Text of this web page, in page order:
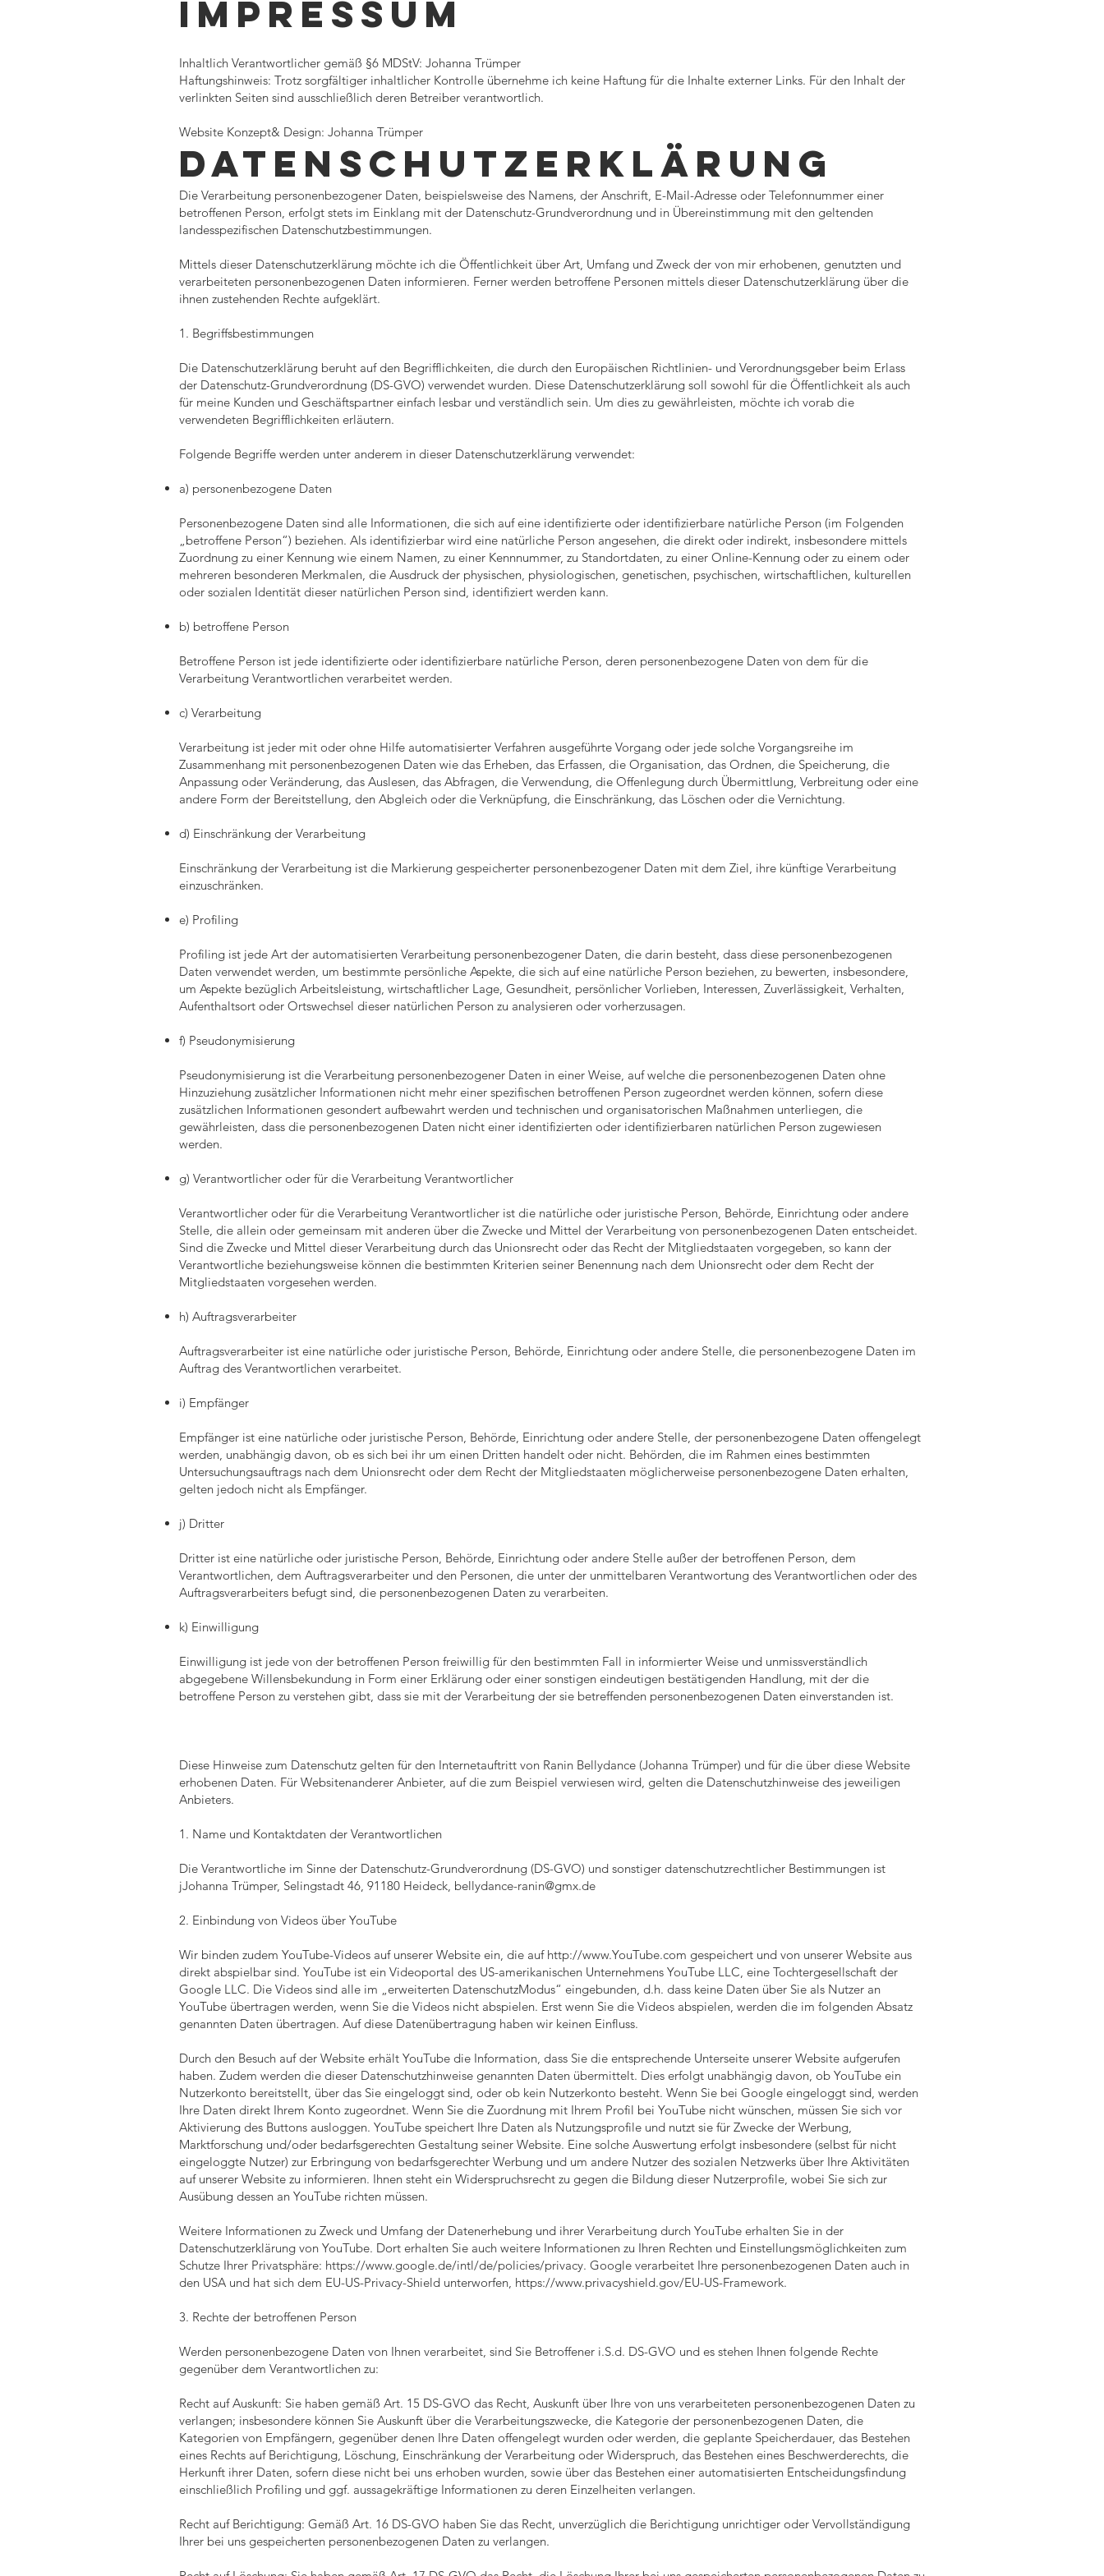
IMPRESSUM
Inhaltlich Verantwortlicher gemäß §6 MDStV: Johanna Trümper
Haftungshinweis: Trotz sorgfältiger inhaltlicher Kontrolle übernehme ich keine Haftung für die Inhalte externer Links. Für den Inhalt der
verlinkten Seiten sind ausschließlich deren Betreiber verantwortlich.
Website Konzept& Design: Johanna Trümper
DATENSCHUTZERKLÄRUNG
Die Verarbeitung personenbezogener Daten, beispielsweise des Namens, der Anschrift, E-Mail-Adresse oder Telefonnummer einer
betroffenen Person, erfolgt stets im Einklang mit der Datenschutz-Grundverordnung und in Übereinstimmung mit den geltenden
landesspezifischen Datenschutzbestimmungen.
Mittels dieser Datenschutzerklärung möchte ich die Öffentlichkeit über Art, Umfang und Zweck der von mir erhobenen, genutzten und
verarbeiteten personenbezogenen Daten informieren. Ferner werden betroffene Personen mittels dieser Datenschutzerklärung über die
ihnen zustehenden Rechte aufgeklärt.
1. Begriffsbestimmungen
Die Datenschutzerklärung beruht auf den Begrifflichkeiten, die durch den Europäischen Richtlinien- und Verordnungsgeber beim Erlass
der Datenschutz-Grundverordnung (DS-GVO) verwendet wurden. Diese Datenschutzerklärung soll sowohl für die Öffentlichkeit als auch
für meine Kunden und Geschäftspartner einfach lesbar und verständlich sein. Um dies zu gewährleisten, möchte ich vorab die
verwendeten Begrifflichkeiten erläutern.
Folgende Begriffe werden unter anderem in dieser Datenschutzerklärung verwendet:
a) personenbezogene Daten
Personenbezogene Daten sind alle Informationen, die sich auf eine identifizierte oder identifizierbare natürliche Person (im Folgenden
„betroffene Person“) beziehen. Als identifizierbar wird eine natürliche Person angesehen, die direkt oder indirekt, insbesondere mittels
Zuordnung zu einer Kennung wie einem Namen, zu einer Kennnummer, zu Standortdaten, zu einer Online-Kennung oder zu einem oder
mehreren besonderen Merkmalen, die Ausdruck der physischen, physiologischen, genetischen, psychischen, wirtschaftlichen, kulturellen
oder sozialen Identität dieser natürlichen Person sind, identifiziert werden kann.
b) betroffene Person
Betroffene Person ist jede identifizierte oder identifizierbare natürliche Person, deren personenbezogene Daten von dem für die
Verarbeitung Verantwortlichen verarbeitet werden.
c) Verarbeitung
Verarbeitung ist jeder mit oder ohne Hilfe automatisierter Verfahren ausgeführte Vorgang oder jede solche Vorgangsreihe im
Zusammenhang mit personenbezogenen Daten wie das Erheben, das Erfassen, die Organisation, das Ordnen, die Speicherung, die
Anpassung oder Veränderung, das Auslesen, das Abfragen, die Verwendung, die Offenlegung durch Übermittlung, Verbreitung oder eine
andere Form der Bereitstellung, den Abgleich oder die Verknüpfung, die Einschränkung, das Löschen oder die Vernichtung.
d) Einschränkung der Verarbeitung
Einschränkung der Verarbeitung ist die Markierung gespeicherter personenbezogener Daten mit dem Ziel, ihre künftige Verarbeitung
einzuschränken.
e) Profiling
Profiling ist jede Art der automatisierten Verarbeitung personenbezogener Daten, die darin besteht, dass diese personenbezogenen
Daten verwendet werden, um bestimmte persönliche Aspekte, die sich auf eine natürliche Person beziehen, zu bewerten, insbesondere,
um Aspekte bezüglich Arbeitsleistung, wirtschaftlicher Lage, Gesundheit, persönlicher Vorlieben, Interessen, Zuverlässigkeit, Verhalten,
Aufenthaltsort oder Ortswechsel dieser natürlichen Person zu analysieren oder vorherzusagen.
f) Pseudonymisierung
Pseudonymisierung ist die Verarbeitung personenbezogener Daten in einer Weise, auf welche die personenbezogenen Daten ohne
Hinzuziehung zusätzlicher Informationen nicht mehr einer spezifischen betroffenen Person zugeordnet werden können, sofern diese
zusätzlichen Informationen gesondert aufbewahrt werden und technischen und organisatorischen Maßnahmen unterliegen, die
gewährleisten, dass die personenbezogenen Daten nicht einer identifizierten oder identifizierbaren natürlichen Person zugewiesen
werden.
g) Verantwortlicher oder für die Verarbeitung Verantwortlicher
Verantwortlicher oder für die Verarbeitung Verantwortlicher ist die natürliche oder juristische Person, Behörde, Einrichtung oder andere
Stelle, die allein oder gemeinsam mit anderen über die Zwecke und Mittel der Verarbeitung von personenbezogenen Daten entscheidet.
Sind die Zwecke und Mittel dieser Verarbeitung durch das Unionsrecht oder das Recht der Mitgliedstaaten vorgegeben, so kann der
Verantwortliche beziehungsweise können die bestimmten Kriterien seiner Benennung nach dem Unionsrecht oder dem Recht der
Mitgliedstaaten vorgesehen werden.
h) Auftragsverarbeiter
Auftragsverarbeiter ist eine natürliche oder juristische Person, Behörde, Einrichtung oder andere Stelle, die personenbezogene Daten im
Auftrag des Verantwortlichen verarbeitet.
i) Empfänger
Empfänger ist eine natürliche oder juristische Person, Behörde, Einrichtung oder andere Stelle, der personenbezogene Daten offengelegt
werden, unabhängig davon, ob es sich bei ihr um einen Dritten handelt oder nicht. Behörden, die im Rahmen eines bestimmten
Untersuchungsauftrags nach dem Unionsrecht oder dem Recht der Mitgliedstaaten möglicherweise personenbezogene Daten erhalten,
gelten jedoch nicht als Empfänger.
j) Dritter
Dritter ist eine natürliche oder juristische Person, Behörde, Einrichtung oder andere Stelle außer der betroffenen Person, dem
Verantwortlichen, dem Auftragsverarbeiter und den Personen, die unter der unmittelbaren Verantwortung des Verantwortlichen oder des
Auftragsverarbeiters befugt sind, die personenbezogenen Daten zu verarbeiten.
k) Einwilligung
Einwilligung ist jede von der betroffenen Person freiwillig für den bestimmten Fall in informierter Weise und unmissverständlich
abgegebene Willensbekundung in Form einer Erklärung oder einer sonstigen eindeutigen bestätigenden Handlung, mit der die
betroffene Person zu verstehen gibt, dass sie mit der Verarbeitung der sie betreffenden personenbezogenen Daten einverstanden ist.
Diese Hinweise zum Datenschutz gelten für den Internetauftritt von Ranin Bellydance (Johanna Trümper) und für die über diese Website
erhobenen Daten. Für Websitenanderer Anbieter, auf die zum Beispiel verwiesen wird, gelten die Datenschutzhinweise des jeweiligen
Anbieters.
1. Name und Kontaktdaten der Verantwortlichen
Die Verantwortliche im Sinne der Datenschutz-Grundverordnung (DS-GVO) und sonstiger datenschutzrechtlicher Bestimmungen ist
jJohanna Trümper, Selingstadt 46, 91180 Heideck, bellydance-ranin@gmx.de
2. Einbindung von Videos über YouTube
Wir binden zudem YouTube-Videos auf unserer Website ein, die auf http://www.YouTube.com gespeichert und von unserer Website aus
direkt abspielbar sind. YouTube ist ein Videoportal des US-amerikanischen Unternehmens YouTube LLC, eine Tochtergesellschaft der
Google LLC. Die Videos sind alle im „erweiterten DatenschutzModus“ eingebunden, d.h. dass keine Daten über Sie als Nutzer an
YouTube übertragen werden, wenn Sie die Videos nicht abspielen. Erst wenn Sie die Videos abspielen, werden die im folgenden Absatz
genannten Daten übertragen. Auf diese Datenübertragung haben wir keinen Einfluss.
Durch den Besuch auf der Website erhält YouTube die Information, dass Sie die entsprechende Unterseite unserer Website aufgerufen
haben. Zudem werden die dieser Datenschutzhinweise genannten Daten übermittelt. Dies erfolgt unabhängig davon, ob YouTube ein
Nutzerkonto bereitstellt, über das Sie eingeloggt sind, oder ob kein Nutzerkonto besteht. Wenn Sie bei Google eingeloggt sind, werden
Ihre Daten direkt Ihrem Konto zugeordnet. Wenn Sie die Zuordnung mit Ihrem Profil bei YouTube nicht wünschen, müssen Sie sich vor
Aktivierung des Buttons ausloggen. YouTube speichert Ihre Daten als Nutzungsprofile und nutzt sie für Zwecke der Werbung,
Marktforschung und/oder bedarfsgerechten Gestaltung seiner Website. Eine solche Auswertung erfolgt insbesondere (selbst für nicht
eingeloggte Nutzer) zur Erbringung von bedarfsgerechter Werbung und um andere Nutzer des sozialen Netzwerks über Ihre Aktivitäten
auf unserer Website zu informieren. Ihnen steht ein Widerspruchsrecht zu gegen die Bildung dieser Nutzerprofile, wobei Sie sich zur
Ausübung dessen an YouTube richten müssen.
Weitere Informationen zu Zweck und Umfang der Datenerhebung und ihrer Verarbeitung durch YouTube erhalten Sie in der
Datenschutzerklärung von YouTube. Dort erhalten Sie auch weitere Informationen zu Ihren Rechten und Einstellungsmöglichkeiten zum
Schutze Ihrer Privatsphäre: https://www.google.de/intl/de/policies/privacy. Google verarbeitet Ihre personenbezogenen Daten auch in
den USA und hat sich dem EU-US-Privacy-Shield unterworfen, https://www.privacyshield.gov/EU-US-Framework.
3. Rechte der betroffenen Person
Werden personenbezogene Daten von Ihnen verarbeitet, sind Sie Betroffener i.S.d. DS-GVO und es stehen Ihnen folgende Rechte
gegenüber dem Verantwortlichen zu:
Recht auf Auskunft: Sie haben gemäß Art. 15 DS-GVO das Recht, Auskunft über Ihre von uns verarbeiteten personenbezogenen Daten zu
verlangen; insbesondere können Sie Auskunft über die Verarbeitungszwecke, die Kategorie der personenbezogenen Daten, die
Kategorien von Empfängern, gegenüber denen Ihre Daten offengelegt wurden oder werden, die geplante Speicherdauer, das Bestehen
eines Rechts auf Berichtigung, Löschung, Einschränkung der Verarbeitung oder Widerspruch, das Bestehen eines Beschwerderechts, die
Herkunft ihrer Daten, sofern diese nicht bei uns erhoben wurden, sowie über das Bestehen einer automatisierten Entscheidungsfindung
einschließlich Profiling und ggf. aussagekräftige Informationen zu deren Einzelheiten verlangen.
Recht auf Berichtigung: Gemäß Art. 16 DS-GVO haben Sie das Recht, unverzüglich die Berichtigung unrichtiger oder Vervollständigung
Ihrer bei uns gespeicherten personenbezogenen Daten zu verlangen.